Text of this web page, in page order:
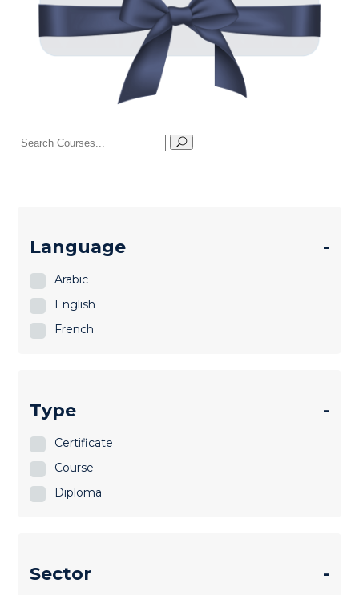
Search
Language -
Arabic
English
French
Type -
Certificate
Course
Diploma
Sector -